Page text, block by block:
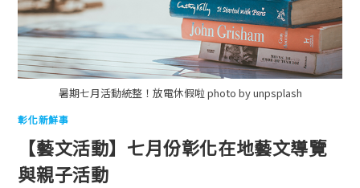
暑期七月活動統整！放電休假啦 photo by unpsplash
彰化新鮮事
【藝文活動】七月份彰化在地藝文導覽
與親子活動